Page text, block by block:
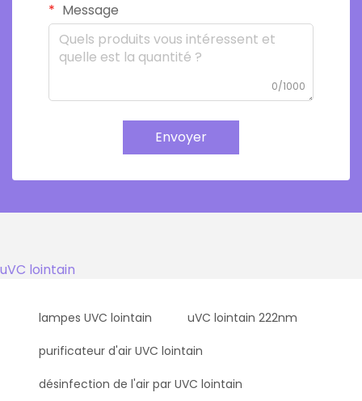
Message
0/1000
Envoyer
uVC lointain
lampes UVC lointain uVC lointain 222nm
purificateur d'air UVC lointain
désinfection de l'air par UVC lointain